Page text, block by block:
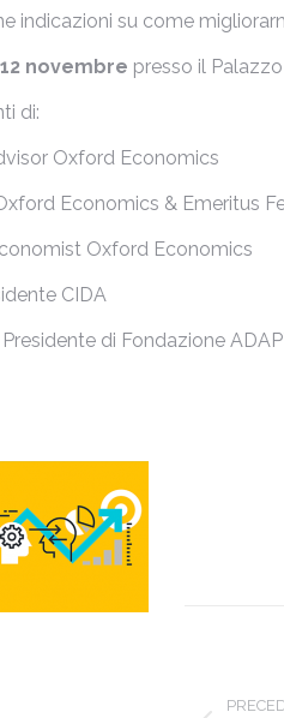
indicazioni su come
12 novembre presso il
di:
Oxford Economics
Economics & Emeritus
Oxford Economics
CIDA
| Presidente di Fondazione